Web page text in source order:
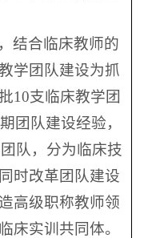
结合临床教师的
学团队建设为抓
10支临床教学团
团队建设经验，
队，分为临床技
时改革团队建设
高级职称教师领
床实训共同体。